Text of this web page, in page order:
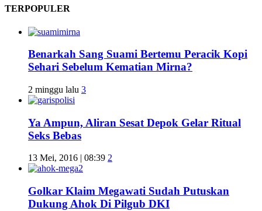
TERPOPULER
Benarkah Sang Suami Bertemu Peracik Kopi
Sehari Sebelum Kematian Mirna?
2 minggu lalu 3
Ya Ampun, Aliran Sesat Depok Gelar Ritual
Seks Bebas
13 Mei, 2016 | 08:39 2
Golkar Klaim Megawati Sudah Putuskan
Dukung Ahok Di Pilgub DKI